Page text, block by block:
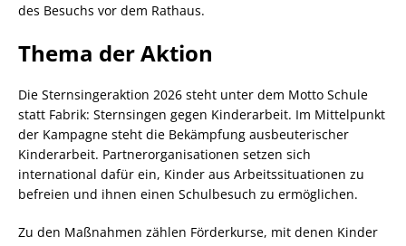
des Besuchs vor dem Rathaus.
Thema der Aktion
Die Sternsingeraktion 2026 steht unter dem Motto Schule
statt Fabrik: Sternsingen gegen Kinderarbeit. Im Mittelpunkt
der Kampagne steht die Bekämpfung ausbeuterischer
Kinderarbeit. Partnerorganisationen setzen sich
international dafür ein, Kinder aus Arbeitssituationen zu
befreien und ihnen einen Schulbesuch zu ermöglichen.
Zu den Maßnahmen zählen Förderkurse, mit denen Kinder